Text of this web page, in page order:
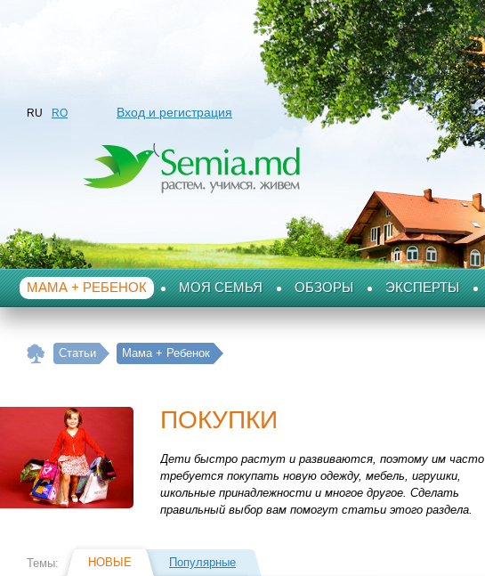
RU RO Вход и регистрация
МАМА + РЕБЕНОК МОЯ СЕМЬЯ ОБЗОРЫ ЭКСПЕРТЫ
Статьи Мама + Ребенок
ПОКУПКИ
Дети быстро растут и развиваются, поэтому им часто
требуется покупать новую одежду, мебель, игрушки,
школьные принадлежности и многое другое. Сделать
правильный выбор вам помогут статьи этого раздела.
Темы: НОВЫЕ Популярные